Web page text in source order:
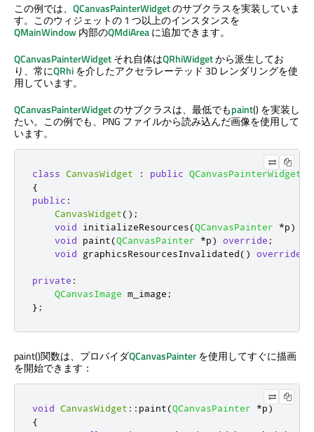
この例では、 QCanvasPainterWidgetのサブクラスを実装していま
す。このウィジェットの 1 つ以上のインスタンスを
QMainWindow内部のQMdiAreaに追加できます。
QCanvasPainterWidgetそれ自体はQRhiWidgetから派生してお
り、常にQRhiを介したアクセラレーテッド 3D レンダリングを使
用しています。
QCanvasPainterWidgetのサブクラスは、最低でもpaint() を実装し
たい。この例でも、PNG ファイルから読み込んだ画像を使用して
います。
class CanvasWidget : public QCanvasPainterWidget
{
public :
CanvasWidget();
void initializeResources(QCanvasPainter *p)
void paint(QCanvasPainter *p) override ;
void graphicsResourcesInvalidated() override
private :
QCanvasImage m_image ;
};
paint()関数は、プロバイダQCanvasPainterを使用してすぐに描画
を開始できます：
void CanvasWidget :: paint(QCanvasPainter *p)
{